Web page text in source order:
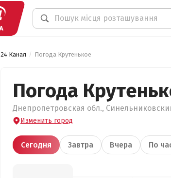
24 Канал Погода Крутенькое
Погода
Днепропетровская обл.,
Изменить город
Сегодня Завтра Вчера По